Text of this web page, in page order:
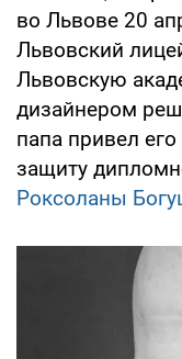
во Львове 20
Львовский
Львовскую
дизайнером
папа привел
защиту
Роксоланы